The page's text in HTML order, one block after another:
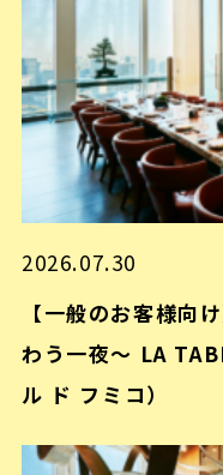
2026.07.30
【一般のお客様向
わう一夜～ LA
ル ド フミコ）